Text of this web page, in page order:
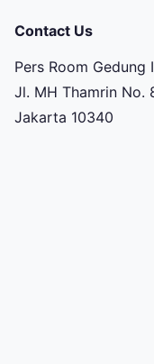
Contact Us
Pers Room Gedung
Jl. MH Thamrin No.
Jakarta 10340